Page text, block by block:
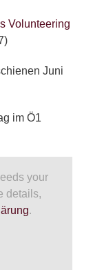
Volunteering
Juni
im Ö1
your
details,
.